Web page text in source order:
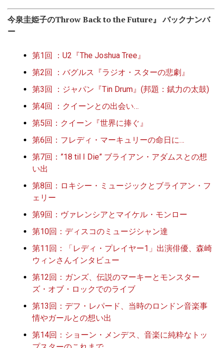
今泉圭姫子のThrow Back to the Future』 バックナンバ
ー
第1回 ：U2『The Joshua Tree』
第2回 ：バグルス『ラジオ・スターの悲劇』
第3回 ：ジャパン『Tin Drum』(邦題：錻力の太鼓)
第4回 ：クイーンとの出会い…
第5回：クイーン『世界に捧ぐ』
第6回：フレディ・マーキュリーの命日に…
第7回：”18 til I Die” ブライアン・アダムスとの想
い出
第8回：ロキシー・ミュージックとブライアン・フ
ェリー
第9回：ヴァレンシアとマイケル・モンロー
第10回：ディスコのミュージシャン達
第11回：「レディ・プレイヤー1」出演俳優、森崎
ウィンさんインタビュー
第12回：ガンズ、伝説のマーキーとモンスター
ズ・オブ・ロックでのライブ
第13回：デフ・レパード、当時のロンドン音楽事
情やガールとの想い出
第14回：ショーン・メンデス、音楽に純粋なトッ